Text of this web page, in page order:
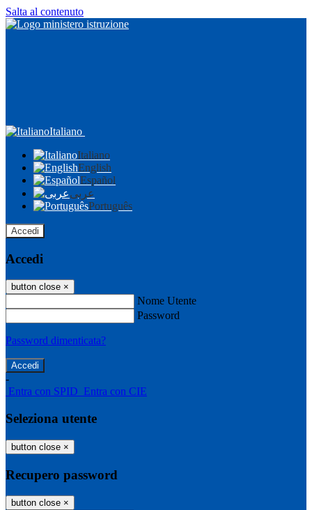
Salta al contenuto
Italiano
Italiano
English
Español
عربى
Português
Accedi
Accedi
button close ×
Nome Utente
Password
Password dimenticata?
-
Entra con SPID Entra con CIE
Seleziona utente
button close ×
Recupero password
button close ×